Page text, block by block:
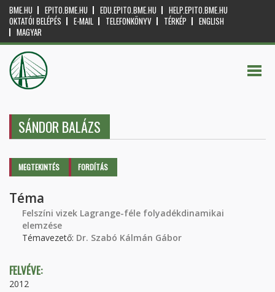
BME.HU EPITO.BME.HU EDU.EPITO.BME.HU
HELP.EPITO.BME.HU
OKTATÓI BELÉPÉS
E-MAIL TELEFONKÖNYV TÉRKÉP
ENGLISH
MAGYAR
SÁNDOR BALÁZS
Elsődleges fülek
MEGTEKINTÉS (AKTÍVFORDÍTÁS
Téma
Felszíni vizek Lagrange-féle folyadékdinamikai
elemzése
Témavezető: Dr. Szabó Kálmán Gábor
FELVÉVE:
2012